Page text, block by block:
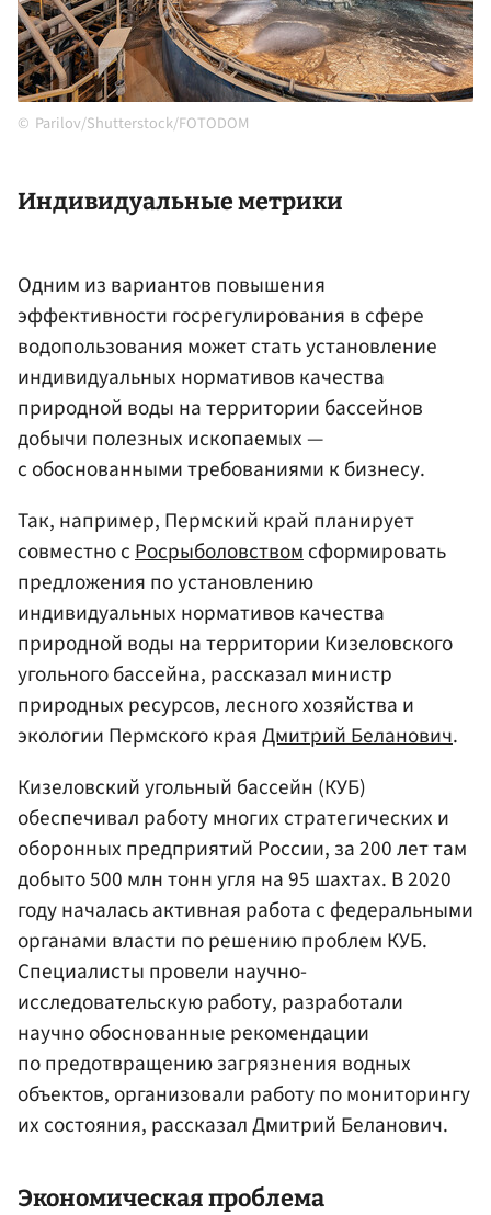
Parilov/Shutterstock/FOTODOM
Индивидуальные метрики
Одним из вариантов повышения
эффективности госрегулирования в сфере
водопользования может стать установление
индивидуальных нормативов качества
природной воды на территории бассейнов
добычи полезных ископаемых —
с обоснованными требованиями к бизнесу.
Так, например, Пермский край планирует
совместно сРосрыболовствомсформировать
предложения по установлению
индивидуальных нормативов качества
природной воды на территории Кизеловского
угольного бассейна, рассказал министр
природных ресурсов, лесного хозяйства и
экологии Пермского краяДмитрий Беланович.
Кизеловский угольный бассейн (КУБ)
обеспечивал работу многих стратегических и
оборонных предприятий России, за 200 лет там
добыто 500 млн тонн угля на 95 шахтах. В 2020
году началась активная работа с федеральными
органами власти по решению проблем КУБ.
Специалисты провели научно-
исследовательскую работу, разработали
научно обоснованные рекомендации
по предотвращению загрязнения водных
объектов, организовали работу по мониторингу
их состояния, рассказал Дмитрий Беланович.
Экономическая проблема